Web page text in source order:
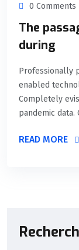
0 Comments
The
during
Professionally
enabled
Completely
pandemic
READ MORE